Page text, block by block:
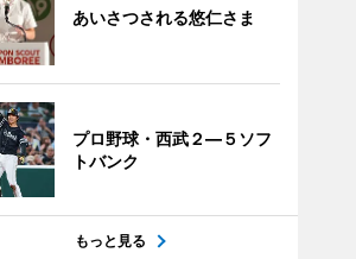
あいさつされる悠仁さま
プロ野球・西武２―５ソフ
トバンク
もっと見る